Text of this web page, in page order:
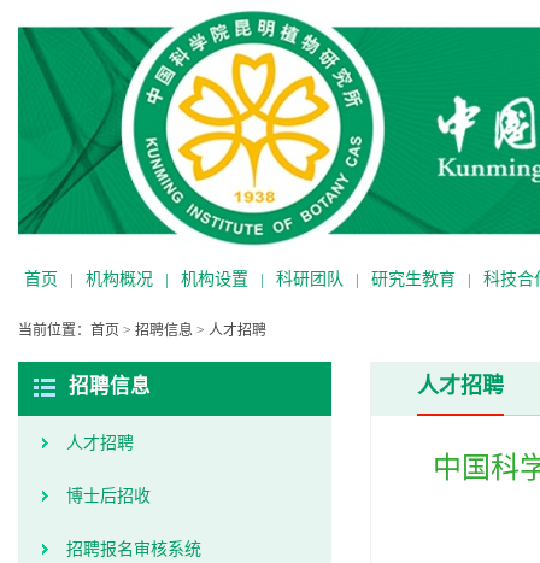
首页 | 机构概况 | 机构设置 | 科研团队 | 研究生教育 | 科技合
当前位置： 首页 > 招聘信息 > 人才招聘
招聘信息
人才招聘
博士后招收
招聘报名审核系统
人才招聘
中国科